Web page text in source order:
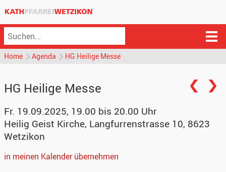
Home Agenda HG Heilige Messe
HG Heilige Messe
Fr. 19.09.2025, 19.00 bis 20.00 Uhr
Heilig Geist Kirche, Langfurrenstrasse 10, 8623
Wetzikon
in meinen Kalender übernehmen